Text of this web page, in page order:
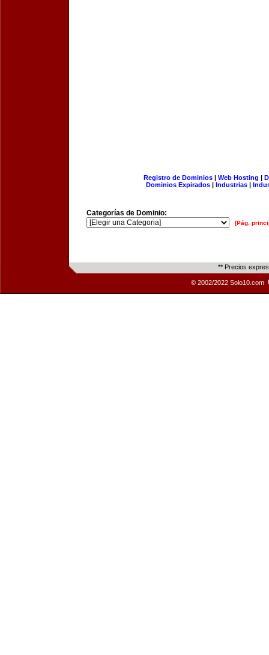
Registro de Dominios| Web Hosting |
Dominios Expirados | Industrias |
Categorías de Dominio:
[Pág.
** Precios
© 2002/2022 Solo10.com